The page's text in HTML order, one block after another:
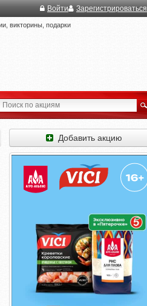
Войти Зарегистрироваться
викторины, подарки
Добавить акцию